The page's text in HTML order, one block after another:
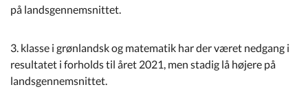
på landsgennemsnittet.
3. klasse i grønlandsk og matematik har der været nedgang i
resultatet i forholds til året 2021, men stadig lå højere på
landsgennemsnittet.